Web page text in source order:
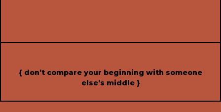
{ don’t compare your beginning with someone
else’s middle }